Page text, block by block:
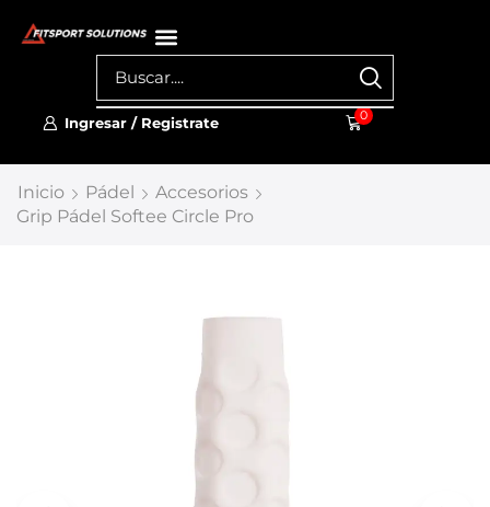
Ingresar / Registrate 0
Inicio Pádel
Accesorios
Grip Pádel Softee Circle Pro